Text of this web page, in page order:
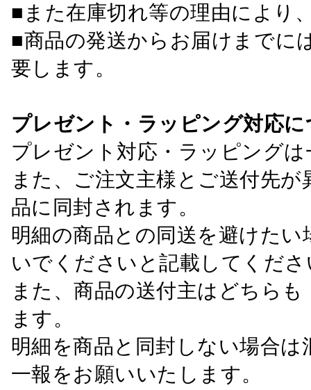
■また在庫切れ等の理由により
■商品の発送からお届けまでに
要します。
プレゼント・ラッピング対応
プレゼント対応・ラッピング
また、ご注文主様とご送付先
品に同封されます。
明細の商品との同送を避けた
いでくださいと記載してくださ
また、商品の送付主はどちら
ます。
明細を商品と同封しない場合
一報をお願いいたします。